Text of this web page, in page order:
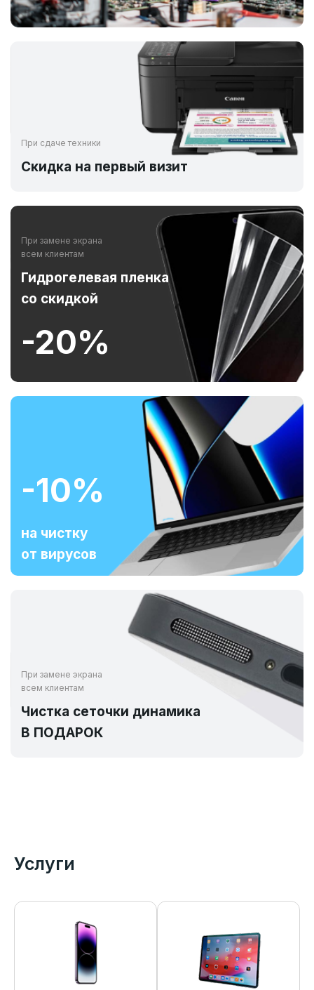
При сдаче техники
Скидка на первый визит
При замене экрана
всем клиентам
Гидрогелевая пленка
со скидкой
-20%
-10%
на чистку
от вирусов
При замене экрана
всем клиентам
Чистка сеточки динамика
В ПОДАРОК
Услуги